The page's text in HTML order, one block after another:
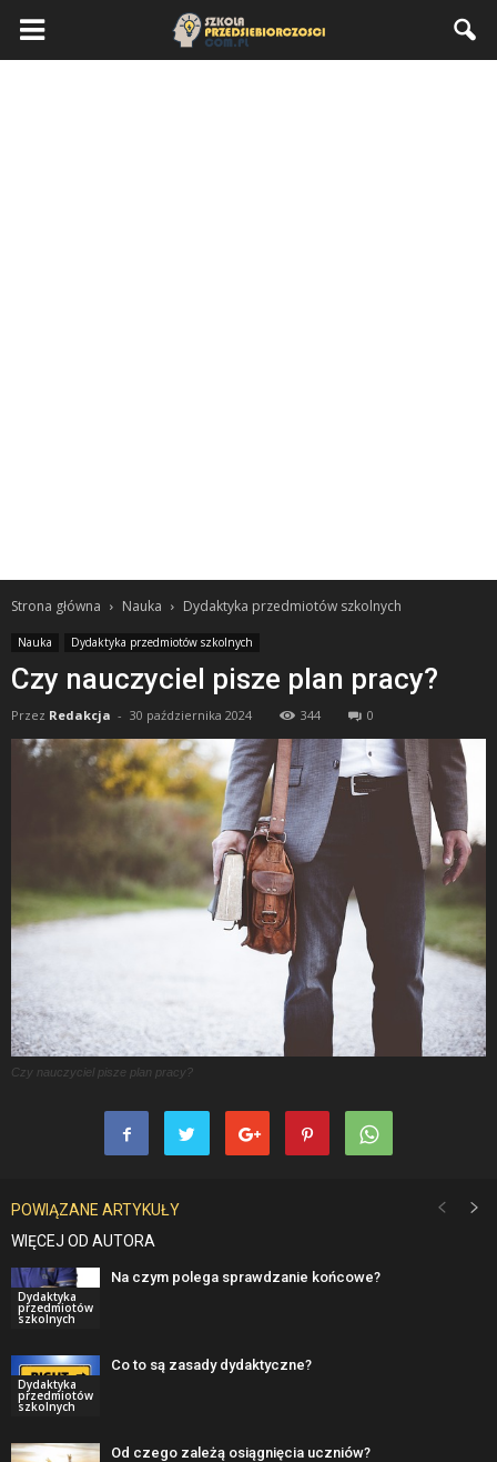
Strona główna Nauka Dydaktyka przedmiotów szkolnych
Nauka Dydaktyka przedmiotów szkolnych
Czy nauczyciel pisze plan pracy?
Przez Redakcja - 30 października 2024 344 0
Czy nauczyciel pisze plan pracy?
POWIĄZANE ARTYKUŁY
WIĘCEJ OD AUTORA
Dydaktyka
przedmiotów
szkolnych
Na czym polega sprawdzanie końcowe?
Dydaktyka
przedmiotów
szkolnych
Co to są zasady dydaktyczne?
Od czego zależą osiągnięcia uczniów?